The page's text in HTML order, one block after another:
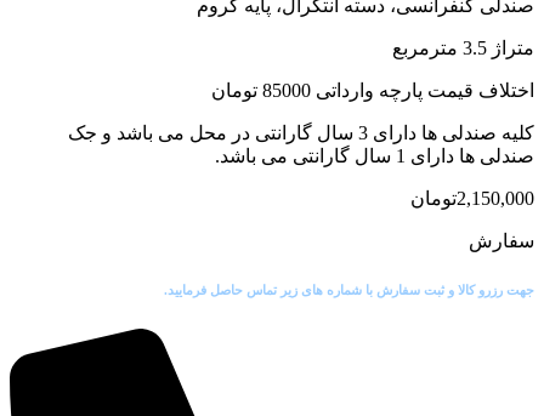
صندلی کنفرانسی، دسته انتگرال، پایه کروم
متراژ 3.5 مترمربع
اختلاف قیمت پارچه وارداتی 85000 تومان
کلیه صندلی ها دارای 3 سال گارانتی در محل می باشد و جک
صندلی ها دارای 1 سال گارانتی می باشد.
2,150,000تومان
سفارش
جهت رزرو کالا و ثبت سفارش با شماره های زیر تماس حاصل فرمایید.